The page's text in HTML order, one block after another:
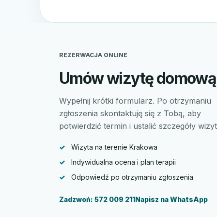
REZERWACJA ONLINE
Umów wizytę domową
Wypełnij krótki formularz. Po otrzymaniu
zgłoszenia skontaktuję się z Tobą, aby
potwierdzić termin i ustalić szczegóły
Wizyta na terenie Krakowa
Indywidualna ocena i plan terapii
Odpowiedź po otrzymaniu zgłoszenia
Zadzwoń: 572 009 211Napisz na WhatsApp